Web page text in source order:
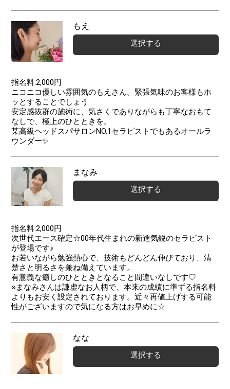
指名料:2,000円
ニコニコ優しい雰囲気のもえさん。緊張気味のお客様もホ
ッとすることでしょう
安定感抜群の施術に、気さくでありながらも丁寧なおもて
なしで、極上のひとときを。
某高級ヘッドスパサロンNO.1セラピストでもあるオールラ
ウンダー✨
もえ
選択する
指名料:2,000円
次世代エース確定☆00年代生まれの新進気鋭のセラピスト
が登場です♪
お若いながら勉強熱心で、技術もどんどん伸びており、清
楚さと明るさを兼ね備えています。
有意義な癒しのひとときとなること間違いなしです♡
​​​​​​※まなみさんは謙虚なお人柄で、本来の成績に準ずる指名料
よりもお安く設定されております。近々再値上げする可能
性がございますので気になる方はお早めに☆
まなみ
選択する
なな
選択する